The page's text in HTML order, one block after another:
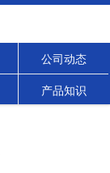
公司动态
产品知识